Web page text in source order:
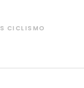
CICLISMO